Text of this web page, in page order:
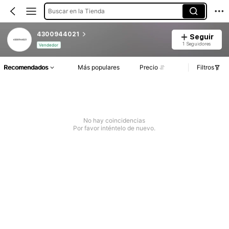
Buscar en la Tienda
4300944021
Vendedor
Seguir
1 Seguidores
Recomendados Más populares Precio Filtros
No hay coincidencias
Por favor inténtelo de nuevo.